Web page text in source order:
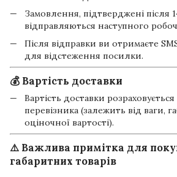
Замовлення, підтверджені після
відправляються наступного
Після відправки ви отримаєте
для відстеження посилки.
💰 Вартість доставки
Вартість доставки
перевізника (залежить від ваги,
оціночної вартості).
⚠️ Важлива примітка для
габаритних товарів